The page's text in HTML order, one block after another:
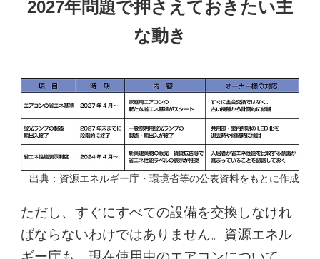
2027年問題で押さえておきたい主
な動き
出典：資源エネルギー庁・環境省等の公表資料をもとに作成
ただし、すぐにすべての設備を交換しなけれ
ばならないわけではありません。資源エネル